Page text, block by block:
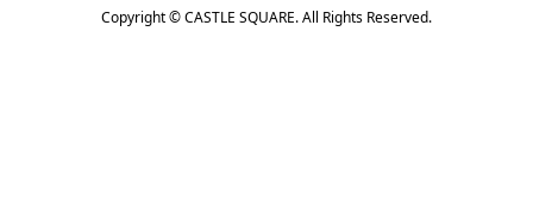
Copyright ©CASTLE SQUARE. All Rights Reserved.